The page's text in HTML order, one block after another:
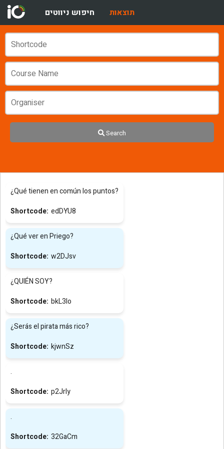
חיפוש ניווטים תוצאות
Search
¿Qué tienen en común los puntos?
edDYU8
¿Qué ver en Priego?
w2DJsv
¿QUIÉN SOY?
bkL3Io
¿Serás el pirata más rico?
kjwnSz
.
p2JrIy
.
32GaCm